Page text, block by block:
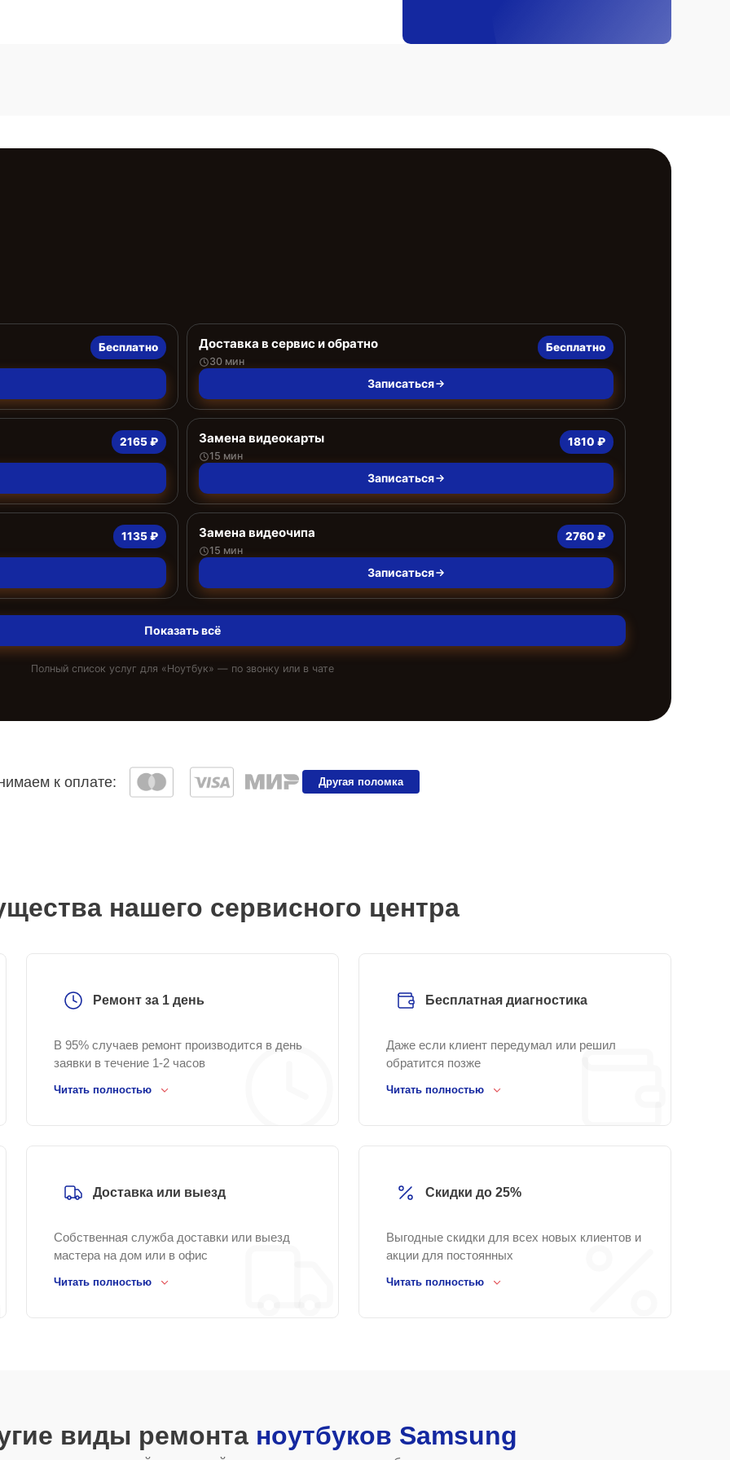
Бесплатно Доставка в сервис и обратно
30 мин
Бесплатно
Записаться
2165 ₽ Замена видеокарты
15 мин
1810 ₽
Записаться
1135 ₽ Замена видеочипа
15 мин
2760 ₽
Записаться
Показать всё
Полный список услуг для «Ноутбук» — по звонку или в чате
к оплате: Другая поломка
нашего сервисного центра
Ремонт за 1 день
В 95% случаев ремонт производится в день
заявки в течение 1-2 часов
Читать полностью
Бесплатная диагностика
Даже если клиент передумал или решил
обратится позже
Читать полностью
Доставка или выезд
Собственная служба доставки или выезд
мастера на дом или в офис
Читать полностью
Скидки до 25%
Выгодные скидки для всех новых клиентов и
акции для постоянных
Читать полностью
виды ремонта ноутбуков Samsung